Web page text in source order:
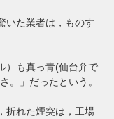
いた業者は，ものす
）も真っ青(仙台弁で
。」だったという。
折れた煙突は，工場